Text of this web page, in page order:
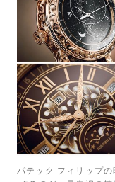
パテック フィリップ